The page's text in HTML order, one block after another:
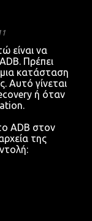
είναι να
Πρέπει
κατάσταση
Αυτό γίνεται
ή όταν
ADB στον
της